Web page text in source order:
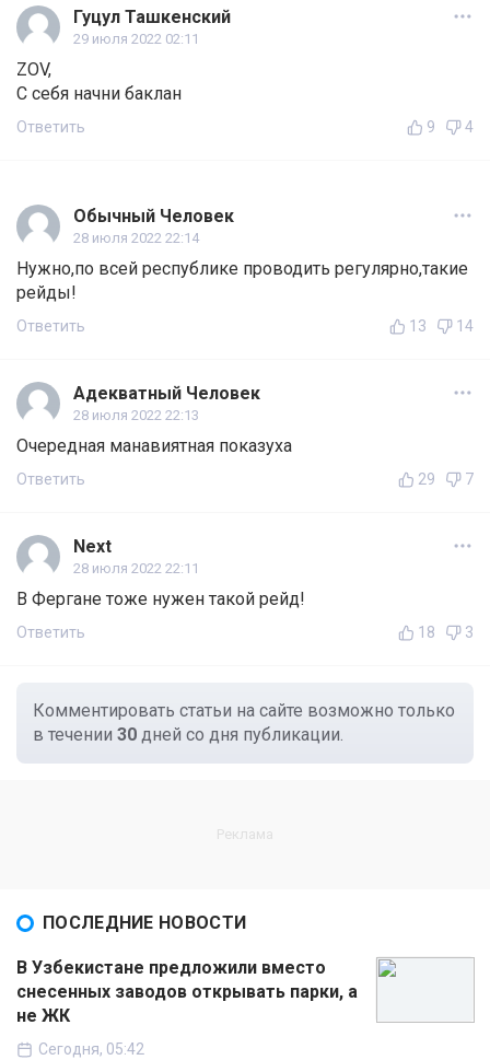
Гуцул Ташкенский
29 июля 2022 02:11
ZOV,
С себя начни баклан
Ответить 9 4
Обычный Человек
28 июля 2022 22:14
Нужно,по всей республике проводить регулярно,такие
рейды!
Ответить 13 14
Адекватный Человек
28 июля 2022 22:13
Очередная манавиятная показуха
Ответить 29 7
Next
28 июля 2022 22:11
В Фергане тоже нужен такой рейд!
Ответить 18 3
Комментировать статьи на сайте возможно только
в течении 30 дней со дня публикации.
ПОСЛЕДНИЕ НОВОСТИ
В Узбекистане предложили вместо
снесенных заводов открывать парки, а
не ЖК
Сегодня, 05:42